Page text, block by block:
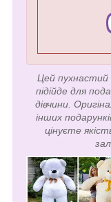
Цей пухнастий
підійде для
дівчини.
інших
цінуєте